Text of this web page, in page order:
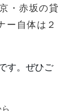
・赤坂の貸
ー自体は２
す。ぜひご